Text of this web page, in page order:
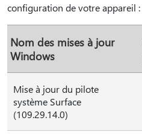
configuration de votre appareil :
Nom des mises à jour
Windows
Mise à jour du pilote
système Surface
(109.29.14.0)